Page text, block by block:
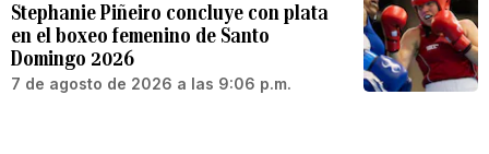
Stephanie Piñeiro concluye con plata
en el boxeo femenino de Santo
Domingo 2026
7 de agosto de 2026 a las 9:06 p.m.